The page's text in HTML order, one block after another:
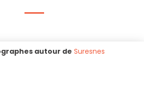
autour de Suresnes